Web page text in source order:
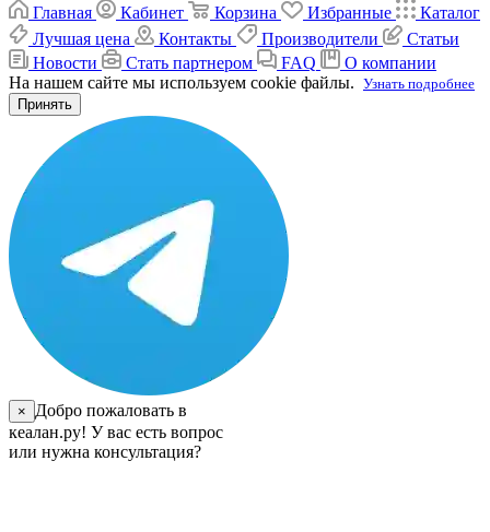
Главная
Кабинет Корзина Избранные
Каталог
Лучшая цена
Контакты Производители
Статьи
Новости
Стать партнером FAQ
О компании
На нашем сайте мы используем cookie файлы. Узнать подробнее
Принять
×
Добро пожаловать в
кеалан.ру! У вас есть вопрос
или нужна консультация?